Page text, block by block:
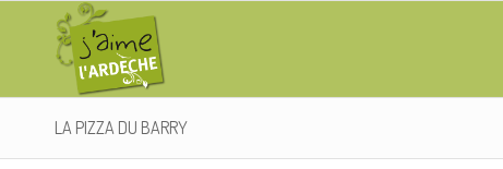
LA PIZZA DU BARRY